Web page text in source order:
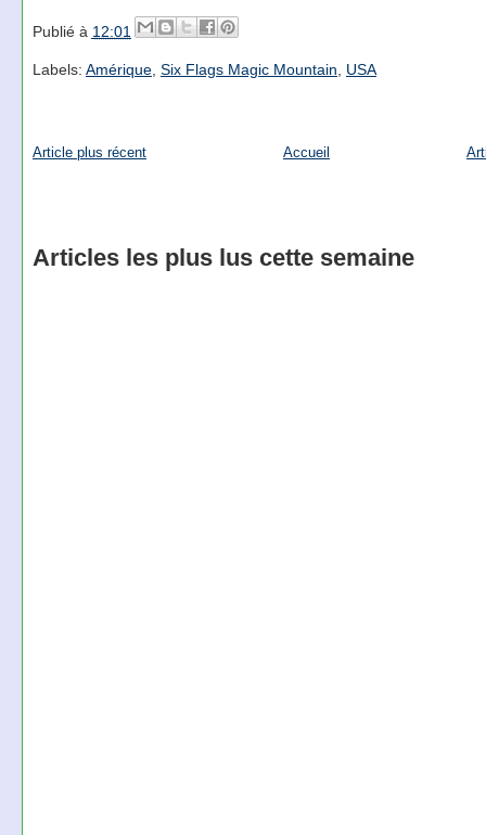
Publié à 12:01
Labels: Amérique, Six Flags Magic Mountain USA
Article plus récent Accueil
Articles les plus lus cette semaine